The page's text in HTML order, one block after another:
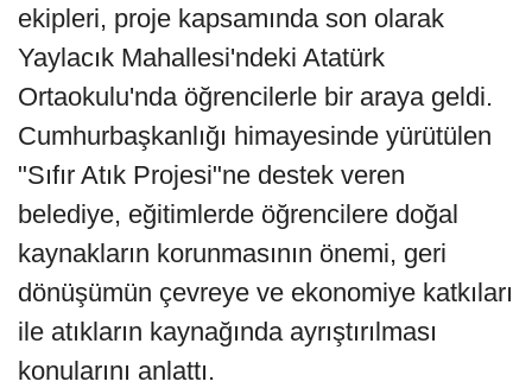
ekipleri, proje kapsamında son olarak
Yaylacık Mahallesi'ndeki Atatürk
Ortaokulu'nda öğrencilerle bir araya geldi.
Cumhurbaşkanlığı himayesinde yürütülen
"Sıfır Atık Projesi"ne destek veren
belediye, eğitimlerde öğrencilere doğal
kaynakların korunmasının önemi, geri
dönüşümün çevreye ve ekonomiye katkıları
ile atıkların kaynağında ayrıştırılması
konularını anlattı.